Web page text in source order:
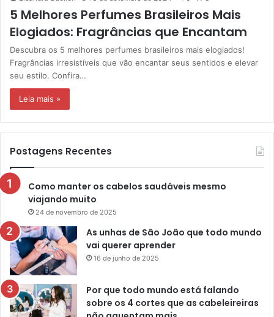
5 Melhores Perfumes Brasileiros Mais
Elogiados: Fragrâncias que Encantam
Descubra os 5 melhores perfumes brasileiros mais elogiados!
Fragrâncias irresistíveis que vão encantar seus sentidos e elevar
seu estilo. Confira…
Leia mais »
Postagens Recentes
Como manter os cabelos saudáveis mesmo
viajando muito
24 de novembro de 2025
As unhas de São João que todo mundo
vai querer aprender
16 de junho de 2025
Por que todo mundo está falando
sobre os 4 cortes que as cabeleireiras